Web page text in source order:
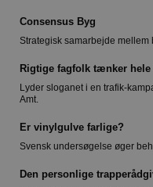
Consensus Byg
Strategisk samarbejde
Rigtige fagfolk tænker hele
Lyder sloganet i en trafik-
Amt.
Er vinylgulve farlige?
Svensk undersøgelse øger
Den personlige